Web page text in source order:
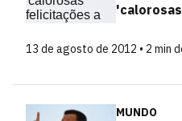
13 de agosto de 2012 • 2 min
MUNDO